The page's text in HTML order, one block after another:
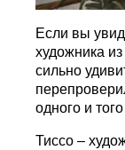
Если вы
художника
сильно
одного и
Тиссо –